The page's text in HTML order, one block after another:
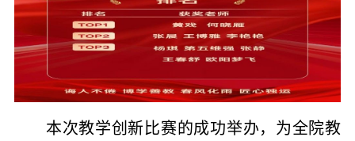
本次教学创新比赛的成功举办，为全院教